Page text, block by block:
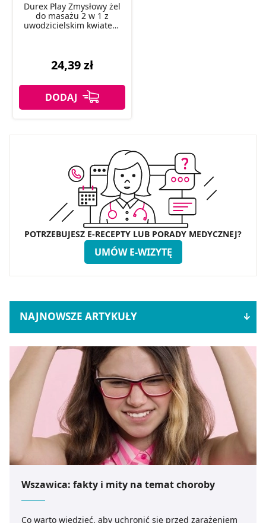
Durex Play Zmysłowy żel
do masażu 2 w 1 z
uwodzicielskim kwiatem
24,39 zł
POTRZEBUJESZ E-RECEPTY LUB PORADY MEDYCZNEJ?
UMÓW E-WIZYTĘ
NAJNOWSZE ARTYKUŁY
Wszawica: fakty i mity na temat choroby
Co warto wiedzieć, aby uchronić się przed zarażeniem